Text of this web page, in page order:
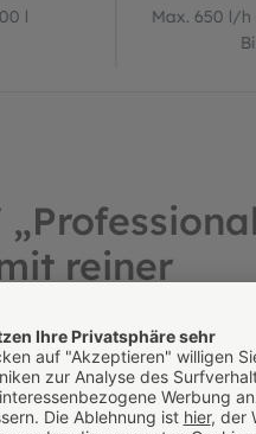
l
Max. 650 l/h
reiner
der Professional-
für große Gartenteiche,
oder Werkzeug installieren